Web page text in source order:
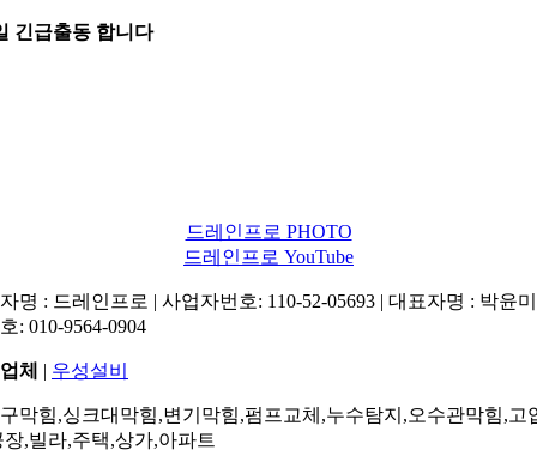
긴급출동 합니다
드레인프로 PHOTO
드레인프로 YouTube
명 : 드레인프로 | 사업자번호: 110-52-05693 | 대표자명 : 박윤
: 010-9564-0904
체 | 우성설비
막힘,싱크대막힘,변기막힘,펌프교체,누수탐지,오수관막힘,고
장,빌라,주택,상가,아파트